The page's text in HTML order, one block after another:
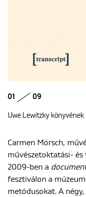
01 09
Uwe Lewitzky
Carmen Mörsch,
művészetoktatási-
2009-ben a
fesztiválon a
metódusokat. A